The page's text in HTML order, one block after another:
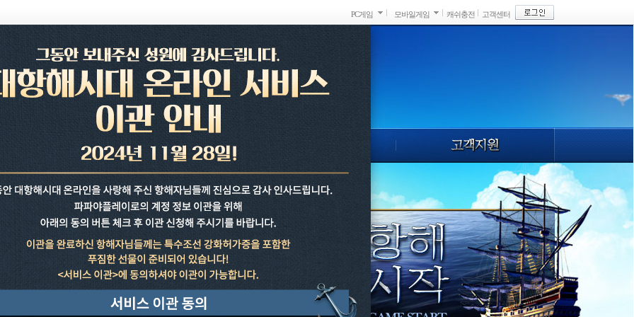
PC게임 모바일게임 캐쉬충전 고객센터